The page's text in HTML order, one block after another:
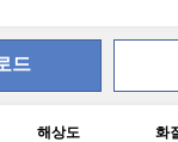
드
해상도 화